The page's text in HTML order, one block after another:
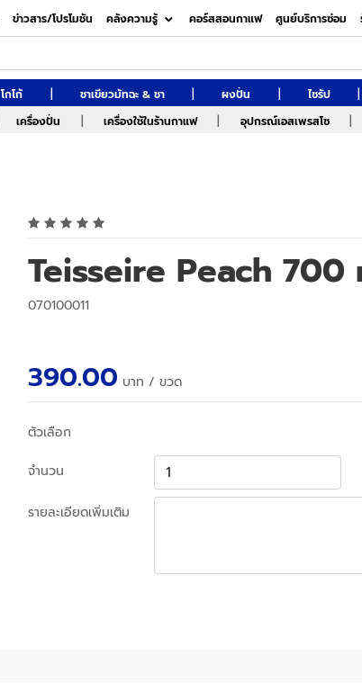
ข่าวสาร/โปรโมชัน คลังความรู้ คอร์สสอนกาแฟ ศูนย์บริการซ่อม
โกโก้ | ชาเขียวมัทฉะ & ชา | ผงปั่น | ไซรัป |
เครื่องปั่น | เครื่องใช้ในร้านกาแฟ | อุปกรณ์เอสเพรสโซ |
Teisseire Peach 700
070100011
390.00 บาท / ขวด
ตัวเลือก
จำนวน
รายละเอียดเพิ่มเติม